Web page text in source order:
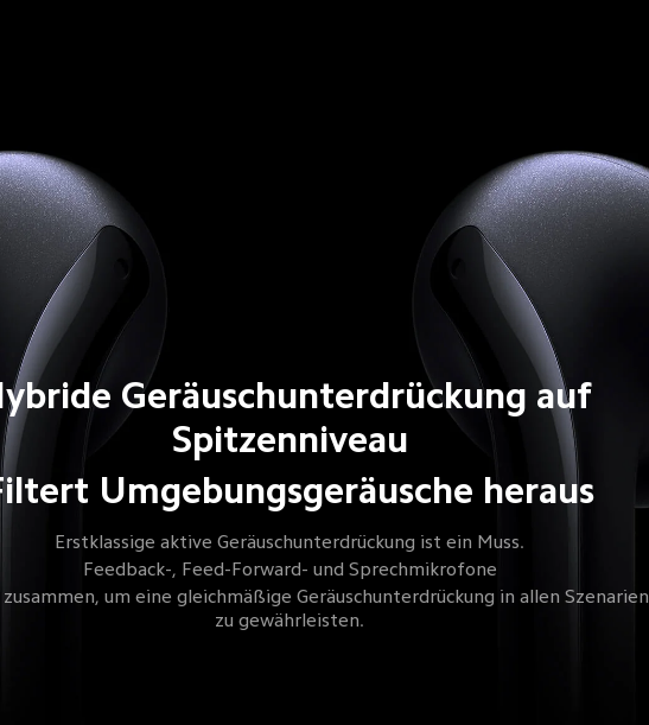
Geräuschunterdrückung auf
Spitzenniveau
Umgebungsgeräusche heraus
Erstklassige aktive Geräuschunterdrückung ist ein Muss.
Feedback-, Feed-Forward- und Sprechmikrofone
um eine gleichmäßige Geräuschunterdrückung in allen Szenarien
zu gewährleisten.